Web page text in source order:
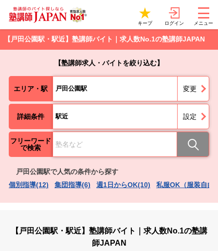
キープ ログイン メニュー
【戸田公園駅・駅近】塾講師バイト｜求人数No.1の塾講師JAPAN
【塾講師求人・バイトを絞り込む】
エリア・駅 戸田公園駅 変更
詳細条件 駅近 設定
フリーワード
で検索
戸田公園駅で人気の条件から探す
個別指導(12)
集団指導(6) 週1日からOK(10) 私服OK（服装自由
【戸田公園駅・駅近】塾講師バイト｜求人数No.1の塾講
師JAPAN